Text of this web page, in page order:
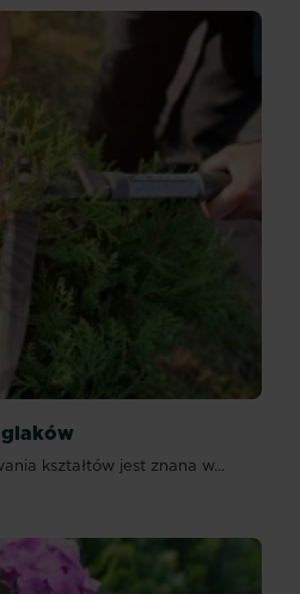
kształtów jest znana w...
iglaków